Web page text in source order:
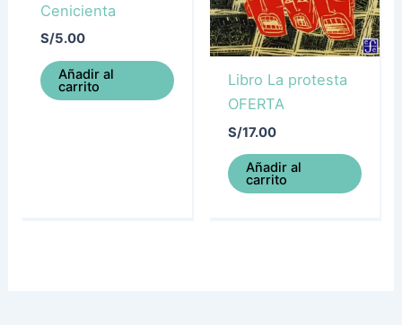
Cenicienta
S/5.00
Añadir al
carrito
Libro La protesta
OFERTA
S/17.00
Añadir al
carrito